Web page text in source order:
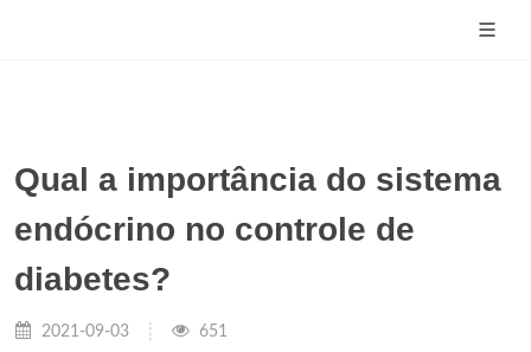
Qual a importância do sistema
endócrino no controle de
diabetes?
2021-09-03 651